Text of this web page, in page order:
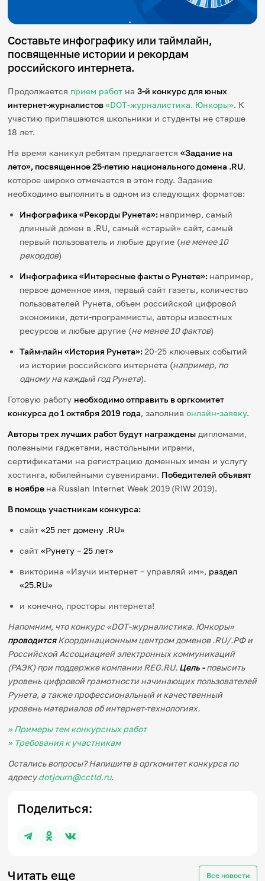
Игры и тренажеры
Игра «Знания»
Знания в тестах
Викторина
Словарь
Памятки
Комиксы
Стихи
Педагогам
Школа наставников
IT-урок
Методика
Секреты кода
English
Регистрация Вход
Cоставьте инфографику или таймлайн,
посвященные истории и рекордам
российского интернета.
Продолжается прием работ на3-й конкурс для юных
интернет-журналистов«DOT-журналистика. Юнкоры». К
участию приглашаются школьники и студенты не старше
18 лет.
На время каникул ребятам предлагается«Задание на
лето», посвященное 25-летию национального домена .RU,
которое широко отмечается в этом году. Задание
необходимо выполнить в одном из следующих форматов:
Инфографика «Рекорды Рунета»: например, самый
длинный домен в .RU, самый «старый» сайт, самый
первый пользователь и любые другие (не менее 10
рекордов)
Инфографика «Интересные факты о Рунете»: например,
первое доменное имя, первый сайт газеты, количество
пользователей Рунета, объем российской цифровой
экономики, дети-программисты, авторы известных
ресурсов и любые другие (не менее 10 фактов)
Тайм-лайн «История Рунета»:20-25 ключевых событий
из истории российского интернета (например, по
одному на каждый год Рунета).
Готовую работу необходимо отправить в оргкомитет
конкурса до 1 октября 2019 года, заполнивонлайн-заявку.
Авторы трех лучших работ будут награждены дипломами,
полезными гаджетами, настольными играми,
сертификатами на регистрацию доменных имен и услугу
хостинга, юбилейными сувенирами. Победителей объявят
в ноябре на Russian Internet Week 2019 (RIW 2019).
В помощь участникам конкурса:
сайт«25 лет домену .RU»
сайт«Рунету – 25 лет»
викторина «Изучи интернет – управляй им», раздел
«25.RU»
и конечно, просторы интернета!
Напомним, что конкурс «DOT-журналистика. Юнкоры»
проводитсяКоординационнымцентром доменов .RU/.РФ и
Российской Ассоциацией электронных коммуникаций
(РАЭК) при поддержке компании REG.RU. Цель -повысить
уровень цифровой грамотности начинающих пользователей
Рунета, а также профессиональный и качественный
уровень материалов об интернет-технологиях.
» Примеры тем конкурсных работ
» Требования к участникам
Остались вопросы? Напишите в оргкомитет конкурсапо
адресуdotjourn@cctld.ru.
Поделиться:
Читать еще Все новости